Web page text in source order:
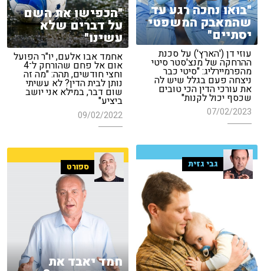
"בואו נחכה רגע עד
שהמאבק המשפטי
יסתיים"
עוזי דן ('הארץ') על סכנת
ההרחקה של מנצ'סטר סיטי
מהפרמיירליג: "סיטי כבר
ניצחה פעם בגלל שיש לה
את עורכי הדין הכי טובים
שכסף יכול לקנות"
07/02/2023
"הכפישו את השם
על דברים שלא
עשינו"
אחמד אבו אלעם, יו"ר הפועל
אום אל פחם שהורחק ל־4
וחצי חודשים, תהה: "מה זה
נותן לבית הדין? לא עשיתי
שום דבר, במילא אני יושב
ביציע"
09/02/2022
גבי גזית ספורט
חמד יאבד את